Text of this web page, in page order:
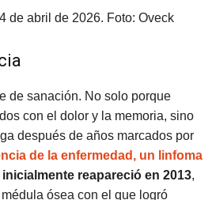
de abril de 2026. Foto: Oveck
de sanación. No solo porque
con el dolor y la memoria, sino
después de años marcados por
de la enfermedad, un linfoma
reapareció en 2013,
ósea con el que logró